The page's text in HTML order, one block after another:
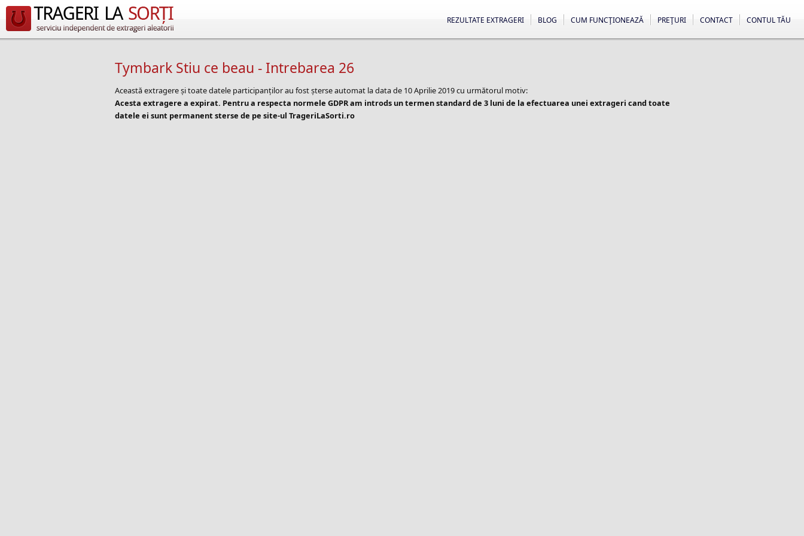
CONTUL TĂU
CONTACT
PREŢURI
CUM FUNCŢIONEAZĂ
BLOG
REZULTATE EXTRAGERI
Tymbark Stiu ce beau - Intrebarea 26
Această extragere și toate datele participanților au fost șterse automat la data de 10 Aprilie 2019 cu următorul motiv:
Acesta extragere a expirat. Pentru a respecta normele GDPR am introds un termen standard de 3 luni de la efectuarea unei extrageri cand toate
datele ei sunt permanent sterse de pe site-ul TrageriLaSorti.ro